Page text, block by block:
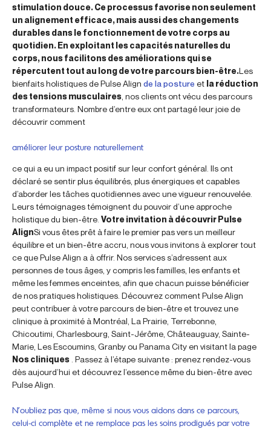
stimulation douce. Ce processus favorise non seulement
un alignement efficace, mais aussi des changements
durables dans le fonctionnement de votre corps au
quotidien. En exploitant les capacités naturelles du
corps, nous facilitons des améliorations qui se
répercutent tout au long de votre parcours bien-être.Les
bienfaits holistiques de Pulse Align de la posture et la réduction
des tensions musculaires , nos clients ont vécu des parcours
transformateurs. Nombre d’entre eux ont partagé leur joie de
découvrir comment
améliorer leur posture naturellement
ce qui a eu un impact positif sur leur confort général. Ils ont
déclaré se sentir plus équilibrés, plus énergiques et capables
d’aborder les tâches quotidiennes avec une vigueur renouvelée.
Leurs témoignages témoignent du pouvoir d’une approche
holistique du bien-être. Votre invitation à découvrir Pulse
AlignSi vous êtes prêt à faire le premier pas vers un meilleur
équilibre et un bien-être accru, nous vous invitons à explorer tout
ce que Pulse Align a à offrir. Nos services s’adressent aux
personnes de tous âges, y compris les familles, les enfants et
même les femmes enceintes, afin que chacun puisse bénéficier
de nos pratiques holistiques. Découvrez comment Pulse Align
peut contribuer à votre parcours de bien-être et trouvez une
clinique à proximité à Montréal, La Prairie, Terrebonne,
Chicoutimi, Charlesbourg, Saint-Jérôme, Châteauguay, Sainte-
Marie, Les Escoumins, Granby ou Panama City en visitant la page
Nos cliniques . Passez à l’étape suivante : prenez rendez-vous
dès aujourd’hui et découvrez l’essence même du bien-être avec
Pulse Align.
N’oubliez pas que, même si nous vous aidons dans ce parcours,
celui-ci complète et ne remplace pas les soins prodigués par votre